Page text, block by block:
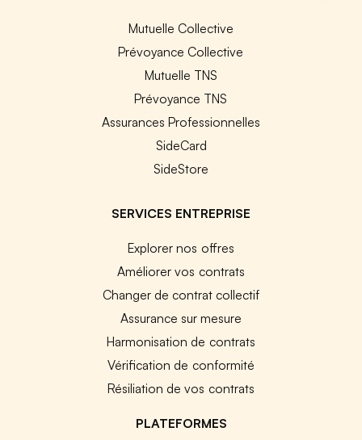
Mutuelle Collective
Prévoyance Collective
Mutuelle TNS
Prévoyance TNS
Assurances Professionnelles
SideCard
SideStore
SERVICES ENTREPRISE
Explorer nos offres
Améliorer vos contrats
Changer de contrat collectif
Assurance sur mesure
Harmonisation de contrats
Vérification de conformité
Résiliation de vos contrats
PLATEFORMES